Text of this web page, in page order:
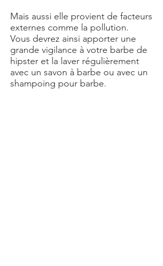
Mais aussi elle provient de facteurs
externes comme la pollution.
Vous devrez ainsi apporter une
grande vigilance à votre barbe de
hipster et la laver régulièrement
avec un savon à barbe ou avec un
shampoing pour barbe.